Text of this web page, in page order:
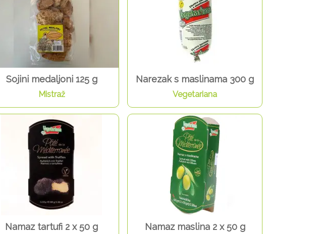
Sojini medaljoni 125 g
Mistraž
Narezak s maslinama 300 g
Vegetariana
Namaz tartufi 2 x 50 g Namaz maslina 2 x 50 g